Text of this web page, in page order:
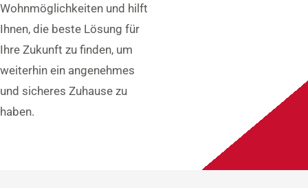
Wohnmöglichkeiten und hilft
Ihnen, die beste Lösung für
Ihre Zukunft zu finden, um
weiterhin ein angenehmes
und sicheres Zuhause zu
haben.